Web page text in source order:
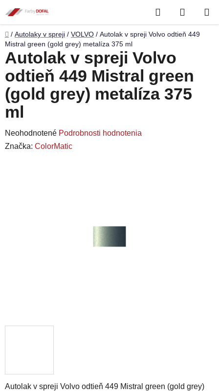
na
obsah
Hľadať
KOŠÍK
Domov
/ Autolaky v spreji / VOLVO / Autolak v spreji Volvo odtieň 449
Mistral green (gold grey) metalíza 375 ml
Autolak v spreji Volvo odtieň 449 Mistral green (gold grey)
Autolak v spreji Volvo
odtieň 449 Mistral green
(gold grey) metalíza 375
ml
Priemerné
hodnotenie
Neohodnotené Podrobnosti hodnotenia
Značka: ColorMatic